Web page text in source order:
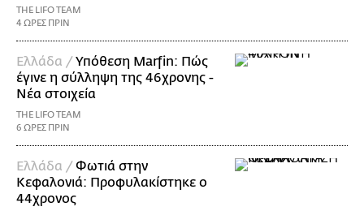
THE LIFO TEAM
4 ΩΡΕΣ ΠΡΙΝ
Ελλάδα / Υπόθεση Marfin: Πώς
έγινε η σύλληψη της 46χρονης -
Νέα στοιχεία
THE LIFO TEAM
6 ΩΡΕΣ ΠΡΙΝ
Ελλάδα / Φωτιά στην
Κεφαλονιά: Προφυλακίστηκε ο
44χρονος